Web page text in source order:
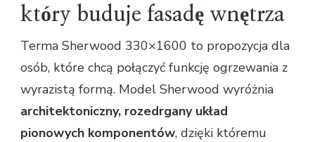
który buduje fasadę wnętrza
Terma Sherwood 330×1600 to propozycja dla
osób, które chcą połączyć funkcję ogrzewania z
wyrazistą formą. Model Sherwood wyróżnia
architektoniczny, rozedrgany układ
pionowych komponentów, dzięki któremu